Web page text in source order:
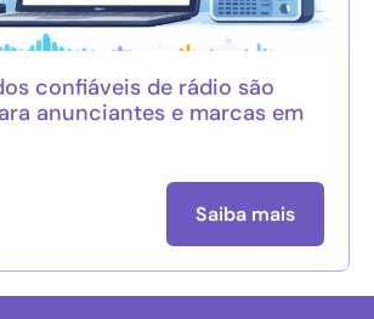
confiáveis de rádio são
anunciantes e marcas em
Saiba mais